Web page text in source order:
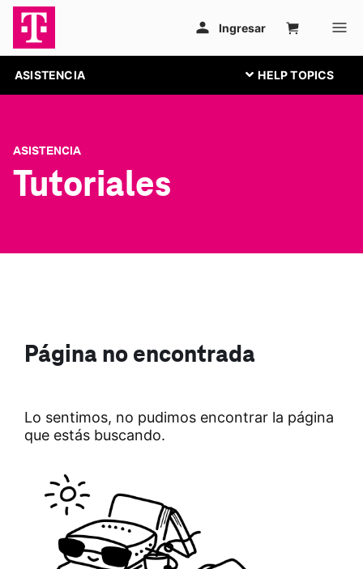
ASISTENCIA
ASISTENCIA
Tutoriales